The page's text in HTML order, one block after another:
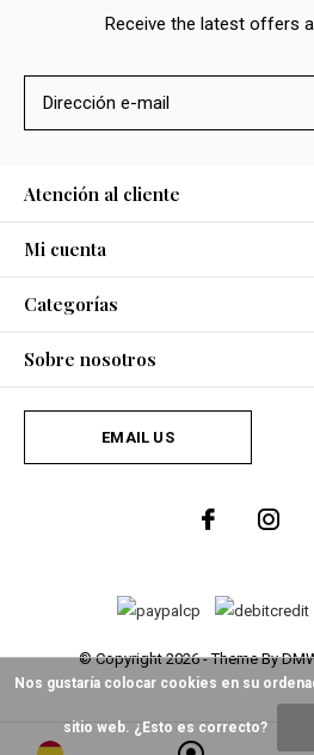
Receive the latest offers
Atención al cliente
Mi cuenta
Categorías
Sobre nosotros
EMAIL US
© Copyright2026- Theme By
Nos gustaría colocar cookies en su
sitio web. ¿Esto es correcto?